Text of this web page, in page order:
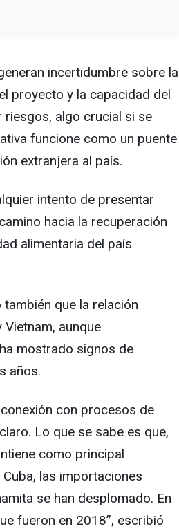
incertidumbre sobre la
proyecto y la capacidad del
riesgos, algo crucial si se
funcione como un puente
extranjera al país.
intento de presentar
hacia la recuperación
alimentaria del país
que la relación
aunque
mostrado signos de
años.
con procesos de
Lo que se sabe es que,
como principal
las importaciones
se han desplomado. En
fueron en 2018”, escribió